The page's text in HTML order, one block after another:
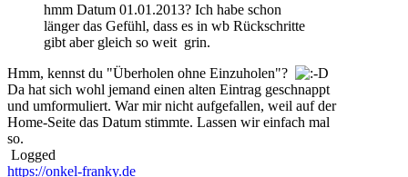
hmm Datum 01.01.2013? Ich habe schon
länger das Gefühl, dass es in wb Rückschritte
gibt aber gleich so weit grin.
Hmm, kennst du "Überholen ohne Einzuholen"?
Da hat sich wohl jemand einen alten Eintrag geschnappt
und umformuliert. War mir nicht aufgefallen, weil auf der
Home-Seite das Datum stimmte. Lassen wir einfach mal
so.
Logged
https://onkel-franky.de